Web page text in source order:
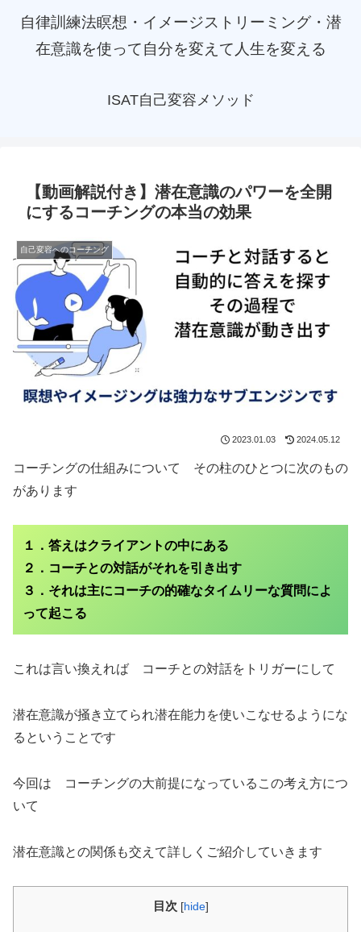
自律訓練法瞑想・イメージストリーミング・潜
在意識を使って自分を変えて人生を変える
ISAT自己変容メソッド
【動画解説付き】潜在意識のパワーを全開
にするコーチングの本当の効果
自己変容へのコーチング
2023.01.03 2024.05.12
コーチングの仕組みについて その柱のひとつに次のもの
があります
１．答えはクライアントの中にある
２．コーチとの対話がそれを引き出す
３．それは主にコーチの的確なタイムリーな質問によ
って起こる
これは言い換えれば コーチとの対話をトリガーにして
潜在意識が掻き立てられ潜在能力を使いこなせるようにな
るということです
今回は コーチングの大前提になっているこの考え方につ
いて
潜在意識との関係も交えて詳しくご紹介していきます
目次 [hide]